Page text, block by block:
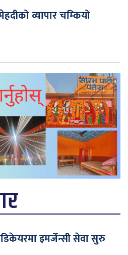
व्यापार चम्कियो
इमर्जेन्सी सेवा सुरु